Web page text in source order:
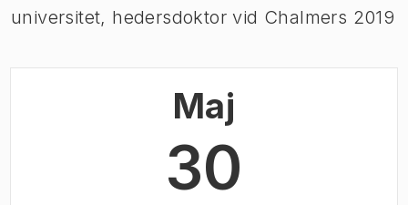
universitet, hedersdoktor vid Chalmers 2019
Maj
30